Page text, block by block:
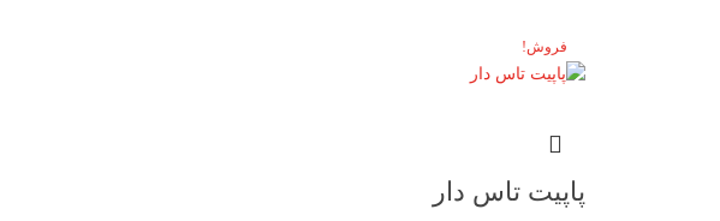
فروش!
پاپیت تاس دار